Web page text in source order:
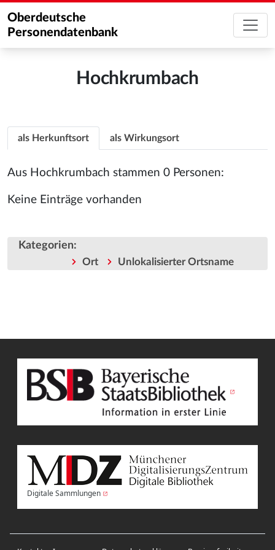
Oberdeutsche
Personendatenbank
Hochkrumbach
als Herkunftsort als Wirkungsort
Aus Hochkrumbach stammen 0 Personen:
Keine Einträge vorhanden
Kategorien:
Ort Unlokalisierter Ortsname
Digitale Sammlungen